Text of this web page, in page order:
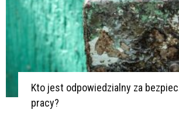
Kto jest odpowiedzialny za
pracy?